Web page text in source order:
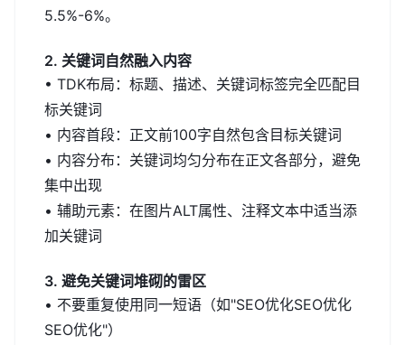
5.5%-6%。
2. 关键词自然融入内容
• TDK布局：标题、描述、关键词标签完全匹配目
标关键词
• 内容首段：正文前100字自然包含目标关键词
• 内容分布：关键词均匀分布在正文各部分，避免
集中出现
• 辅助元素：在图片ALT属性、注释文本中适当添
加关键词
3. 避免关键词堆砌的雷区
• 不要重复使用同一短语（如"SEO优化SEO优化
SEO优化"）